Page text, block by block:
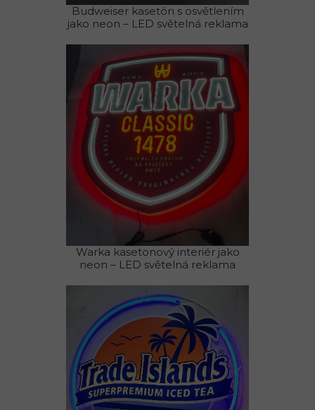
Budweiser kasetón s osvětlením
jako neon – LED světelná reklama
Warka kasetonový interiér jako
neon – LED světelná reklama